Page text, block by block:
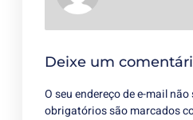
Deixe um
O seu endereço de e-mail
obrigatórios são marcados